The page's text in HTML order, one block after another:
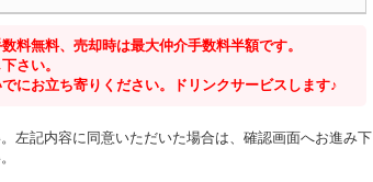
料無料、売却時は最大仲介手数料半額です。
さい。
にお立ち寄りください。ドリンクサービスします♪
左記内容に同意いただいた場合は、確認画面へお進み下